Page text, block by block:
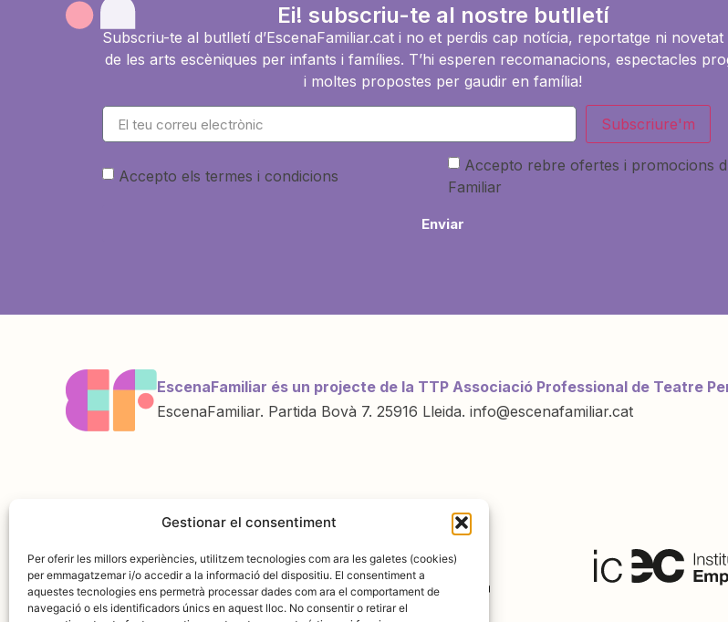
Gestionar el consentiment
Per oferir les millors experiències, utilitzem tecnologies com ara les galetes (cookies)
per emmagatzemar i/o accedir a la informació del dispositiu. El consentiment a
aquestes tecnologies ens permetrà processar dades com ara el comportament de
navegació o els identificadors únics en aquest lloc. No consentir o retirar el
Ei! subscriu-te al nostre butlletí
Subscriu-te al butlletí d’EscenaFamiliar.cat i no et perdis cap notícia, reportatge ni novetat
de les arts escèniques per infants i famílies. T’hi esperen recomanacions, espectacles
i moltes propostes per gaudir en família!
Subscriure'm
Accepto els termes i condicions
Accepto rebre ofertes i promocions
Familiar
Enviar
EscenaFamiliar és un projecte de la TTP Associació Professional de Teatre
EscenaFamiliar. Partida Bovà 7. 25916 Lleida. info@escenafamiliar.cat
Amb la col·laboració de: